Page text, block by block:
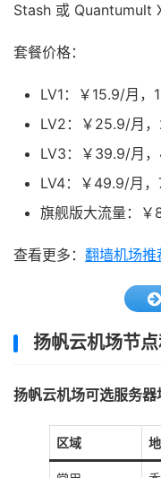
Stash 或 Quantumult X
套餐价格：
LV1：￥15.9/月，
LV2：￥25.9/月，
LV3：￥39.9/月，
LV4：￥49.9/月，
旗舰版大流量：￥
查看更多： 翻墙机场推
扬帆云机场节
扬帆云机场可选服务器
区域